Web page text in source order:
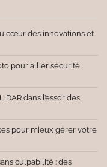
cœur des innovations et
pour allier sécurité
dans l’essor des
pour mieux gérer votre
culpabilité : des